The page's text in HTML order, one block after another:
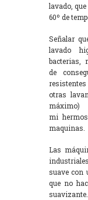
lavado,
60º de
Señalar
lavado
bacterias,
de
otras
máximo)
mi
maquinas.
Las
suave con
que no
suavizante.